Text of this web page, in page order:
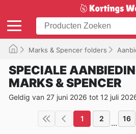
Marks & Spencer folders
SPECIALE
MARKS & SPENCER
Geldig van 27 juni 2026 tot 12 juli
1 2 ... 16